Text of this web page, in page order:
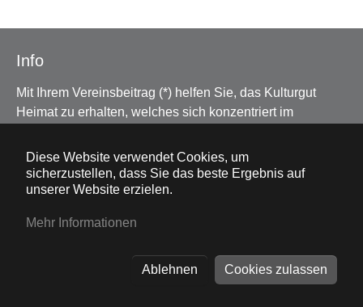
Diese Website verwendet Cookies, um
sicherzustellen, dass Sie das beste Ergebnis auf
unserer Website erzielen.
Mehr Informationen
Ablehnen Cookies zulassen
Info
Mit Ihrem Vereinsbeitrag (*) helfen Sie, das Kulturgut
Heimat zu erhalten, welches sich konzentriert im
beispielsweise in Flurkreuzen zeigt. Auch diese werden
vom Heimatdienst erhalten. Das ist nur durch Ihre
Unterstützung möglich. Hierfür wollen wir uns ganz
Anregungen Ihrerseits sind wir jederzeit offen und danken
* Für nur 9 €/Erwachsenen und 18 €/Familie bekommen